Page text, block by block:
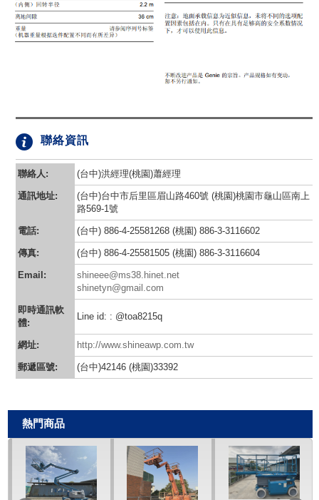
聯絡資訊
聯絡人: (台中)洪經理(桃園)蕭經理
通訊地址:
(台中)台中市后里區眉山路460號 (桃園)桃園市龜山區南上
路569-1號
電話: (台中) 886-4-25581268 (桃園) 886-3-3116602
傳真: (台中) 886-4-25581505 (桃園) 886-3-3116604
Email:
shineee@ms38.hinet.net
shinetyn@gmail.com
即時通訊軟
體:
Line id: : @toa8215q
網址: http://www.shineawp.com.tw
郵遞區號: (台中)42146 (桃園)33392
熱門商品